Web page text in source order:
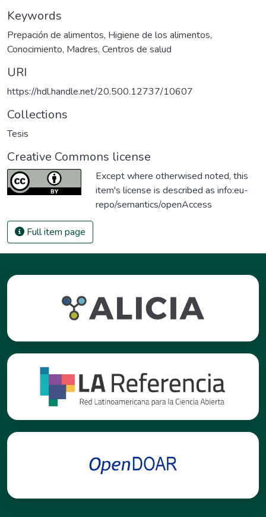
Keywords
Prepación de alimentos, Higiene de los alimentos,
Conocimiento, Madres, Centros de salud
URI
https://hdl.handle.net/20.500.12737/10607
Collections
Tesis
Creative Commons license
Except where otherwised noted, this
item's license is described as info:eu-
repo/semantics/openAccess
Full item page